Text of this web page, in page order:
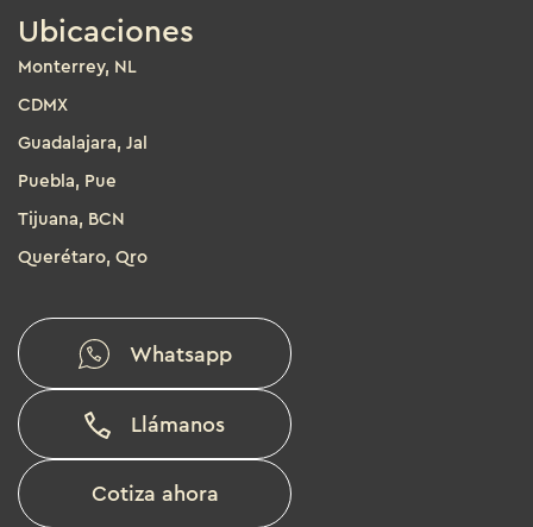
Ubicaciones
Monterrey, NL
CDMX
Guadalajara, Jal
Puebla, Pue
Tijuana, BCN
Querétaro, Qro
Whatsapp
Llámanos
Cotiza ahora